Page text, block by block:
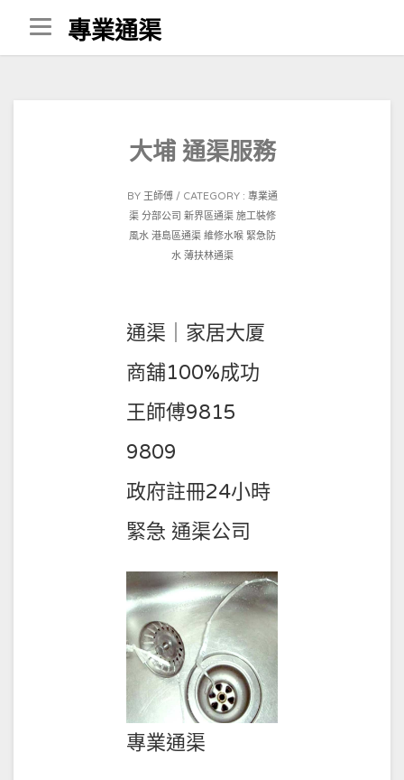
Skip
to
專業通渠
大埔 通渠服務
BY 王師傅
POSTED
ON
2021-
02-
CATEGORY : 專業通
渠 分部公司 新界區通渠 施工裝修
風水 港島區通渠 維修水喉 緊急防
水 薄扶林通渠
通渠｜家居大厦
商舖100%成功
王師傅9815
9809
政府註冊24小時
緊急 通渠公司
專業通渠